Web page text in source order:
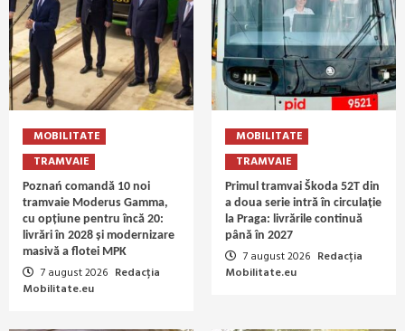
MOBILITATE
TRAMVAIE
Poznań comandă 10 noi
tramvaie Moderus Gamma,
cu opțiune pentru încă 20:
livrări în 2028 și modernizare
masivă a flotei MPK
7 august 2026 Redacția
Mobilitate.eu
MOBILITATE
TRAMVAIE
Primul tramvai Škoda 52T din
a doua serie intră în circulație
la Praga: livrările continuă
până în 2027
7 august 2026 Redacția
Mobilitate.eu